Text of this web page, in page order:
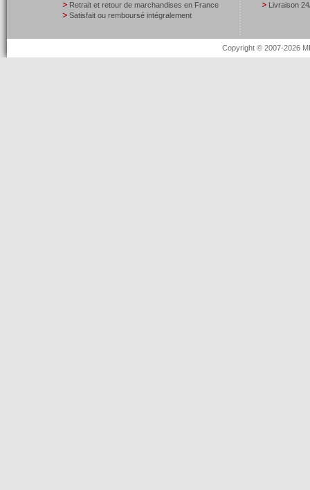
Retrait et retour de marchandises en France
Satisfait ou remboursé intégralement
Livraison
Copyright © 2007-2026